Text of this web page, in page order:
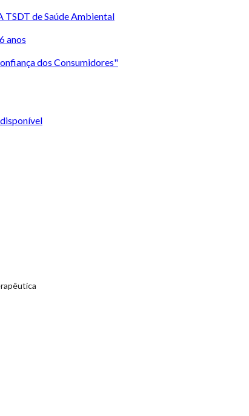
TSDT de Saúde Ambiental
anos
dos Consumidores"